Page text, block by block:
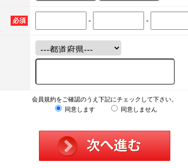
必須 - -
会員規約をご確認のうえ下記にチェックして下さい。
同意します
同意しません